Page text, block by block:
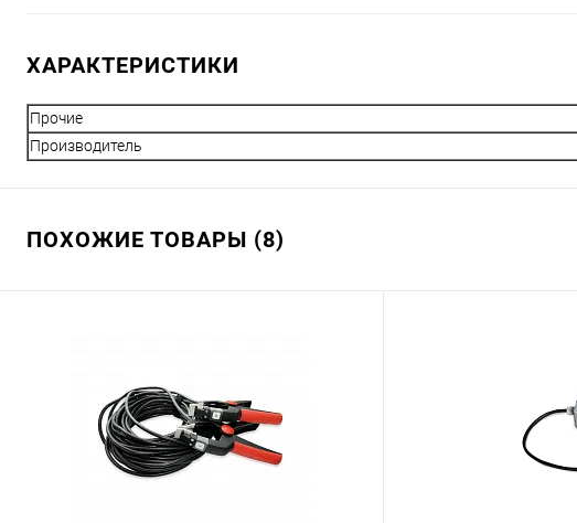
ХАРАКТЕРИСТИКИ
Прочие
Производитель
ПОХОЖИЕ ТОВАРЫ (8)